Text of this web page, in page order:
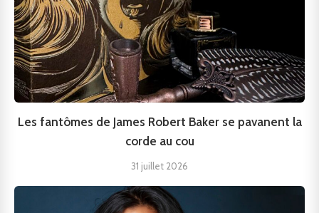
Les fantômes de James Robert Baker se pavanent la
corde au cou
31 juillet 2026